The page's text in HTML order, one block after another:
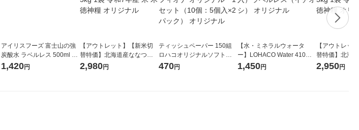
アイリスフーズ 富士山の強
炭酸水 ラベルレス 500ml 1
箱（24本入）
1,420円
【アウトレット】【新米切
替特価】北海道産ななつぼ
し 無洗米 5kg 1袋 令和7年産
2,980円
ティッシュペーパー 150組
ロハコオリジナルソフトパ
ックティッシュ フィオナ オ
470円
【水・ミネラルウォータ
ー】LOHACO Water 410ml
1箱（20本入）ラベルレス
1,450円
【アウトレッ
替特価】北海
し 精白米 5kg
2,950円